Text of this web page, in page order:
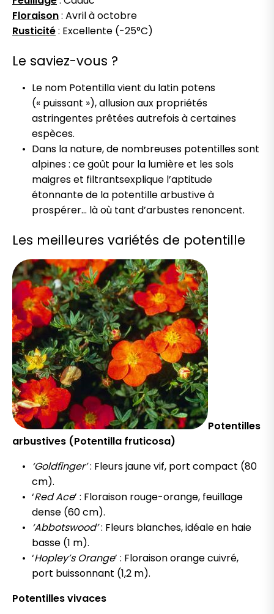
Floraison: Avril à octobre
Rusticité: Excellente (-25°C)
Le saviez-vous ?
Le nom Potentilla vient du latin potens
(« puissant »), allusion aux propriétés
astringentes prêtées autrefois à certaines
espèces.
Dans la nature, de nombreuses potentilles sont
alpines : ce goût pour la lumière et les sols
maigres et filtrantsexplique l’aptitude
étonnante de la potentille arbustive à
prospérer… là où tant d’arbustes renoncent.
Les meilleures variétés de potentille
Potentilles
arbustives (Potentilla fruticosa)
‘Goldfinger’: Fleurs jaune vif, port compact (80
cm).
‘Red Ace’ : Floraison rouge-orange, feuillage
dense (60 cm).
‘Abbotswood’: Fleurs blanches, idéale en haie
basse (1 m).
‘Hopley’s Orange’ : Floraison orange cuivré,
port buissonnant (1,2 m).
Potentilles vivaces